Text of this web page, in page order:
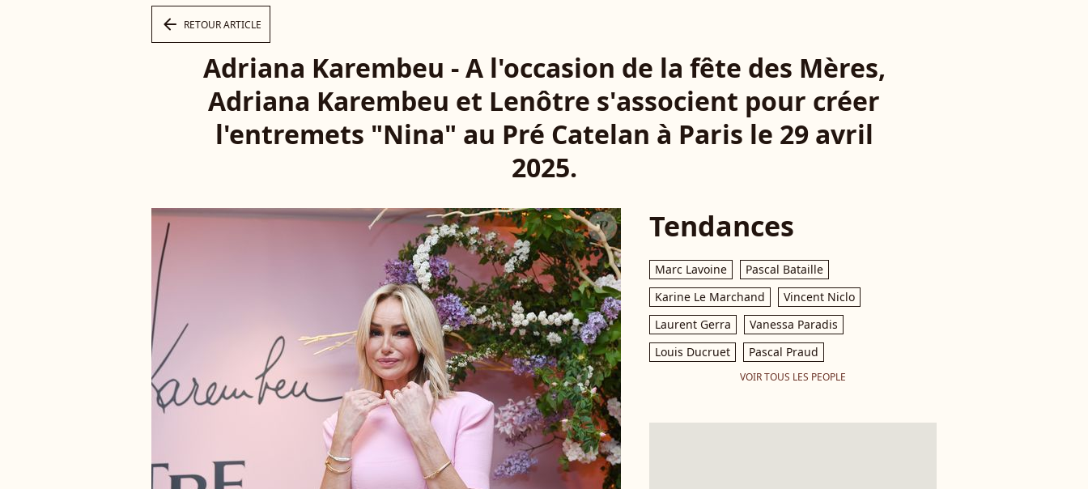
arrow_left RETOUR ARTICLE
Adriana Karembeu - A l'occasion de la fête des Mères,
Adriana Karembeu et Lenôtre s'associent pour créer
l'entremets "Nina" au Pré Catelan à Paris le 29 avril
2025.
Tendances
Marc Lavoine
Pascal Bataille
Karine Le Marchand
Vincent Niclo
Laurent Gerra
Vanessa Paradis
Louis Ducruet
Pascal Praud
VOIR TOUS LES PEOPLE